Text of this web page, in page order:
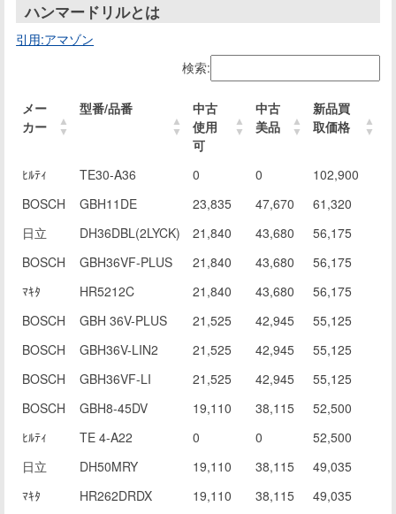
ハンマードリルとは
引用:アマゾン
検索:
メー
カー
型番/品番
中古
使用
可
中古
美品
新品買
取価格
ﾋﾙﾃｨ TE30-A36 0 0
102,900
BOSCH
GBH11DE 23,835 47,670
61,320
日立
DH36DBL(2LYCK) 21,840 43,680
56,175
BOSCH
GBH36VF-PLUS 21,840 43,680
56,175
ﾏｷﾀ
HR5212C 21,840 43,680
56,175
BOSCH
GBH 36V-PLUS 21,525 42,945
55,125
BOSCH
GBH36V-LIN2 21,525 42,945
55,125
BOSCH
GBH36VF-LI 21,525 42,945
55,125
BOSCH
GBH8-45DV 19,110 38,115
52,500
ﾋﾙﾃｨ
TE 4-A22 0 0
52,500
日立
DH50MRY 19,110 38,115
49,035
ﾏｷﾀ
HR262DRDX 19,110 38,115
49,035